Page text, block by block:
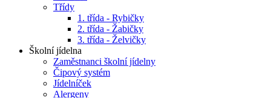
Třídy
1. třída - Rybičky
2. třída - Žabičky
3. třída - Želvičky
Školní jídelna
Zaměstnanci školní jídelny
Čipový systém
Jídelníček
Alergeny